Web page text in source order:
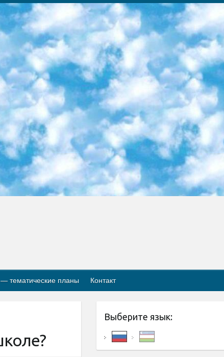
практично Итоговый контроль Для 11 класса Написание родного языка и литературы (эссе) Математическое письмо Узбекский язык (обучение на узбекском языке) не посещающее общее среднее образование для учреждений)/Образовательное учреждение выбор письменный и устный Иностранный язык письменный/устный Письменная/устная история Узбекистана *По выбору студента:  Химия  Физика  Основы государственного права  География 10 бесплатных образовательных ресурсов - Мы составили подборку онлайн-проектов с интерактивными упражнениями, видеолекциями и статьями. Они помогут вам обрести новые и освежить старые знания бесплатно. 1. «ИНТУИТ» Старейшая образовательная площадка Рунета. Здесь вы найдёте сотни текстовых и видеокурсов на десятки различных тем — от программирования до психологии. Многие курсы подготовлены российскими университетами и крупными международными компаниями вроде Intel и Microsoft. Самостоятельное обучение бесплатное, но желающие могут оплатить услуги персональных наставников. 2. «Смартия» знакомит с актуальными профессиями и подсказывает, как им обучаться. Выбрав заинтересовавшую вас специальность — SMM-специалист, фотограф, веб-дизайнер или другую, — увидите список необходимых для неё умений. Чтобы вы могли освоить их самостоятельно, для каждого умения площадка отображает подборку ссылок на учебные материалы. Хотя «Смартия» ориентируется на русскоязычную аудиторию, часть контента всё же доступна только на английском. 3. «Лекторий Физтеха» Проект Московского физико-технического института (Физтеха). С его помощью вы можете смотреть онлайн серии лекций, записанные на видео в этом вузе. В числе доступных предметов — физика, биология, химия, информационные технологии и другие. К некоторым лекциям администрация ресурса прилагает готовые конспекты, которые можно скачивать в PDF-формате. 4. ITMOcourses Онлайн-площадка Санкт-Петербургского национального исследовательского университета информационных технологий, механики и оптики (ИТМО). Ресурс предоставляет свободный доступ к курсам, разработанным в этом вузе. Каталог материалов разбит на четыре категории: «Оптические системы и технологии», «Приборостроение и робототехника», «Информационные технологии» и «Биотехнологии». Курсы состоят из видеолекций, интерактивных демонстраций и заданий. 5. «КиберЛенинка» Электронная научная библиотека открытого доступа. Каталог площадки регулярно обрастает текстами статей из различных научных изданий. Сгруппированные по журналам и рубрикам публикации можно читать онлайн или скачивать целиком в PDF-формате. Проект нацелен на популяризацию науки за счёт открытого доступа к качественной информации. 6. «ПостНаука» На этом ресурсе публикуют подборки видеолекций, составленные экспертами из разных отраслей и объединённые общими темами. Среди них, к примеру, есть серии «Биоинформатика и геномика», «Культура средневековой Скандинавии» и Cinema Studies о теории кино. Каждая подборка лекций — логически связанная история, рассказанная экспертом от первого лица. Кроме того, на сайте появляются научно-образовательные статьи и тесты на разные темы. 7. «Newочём» Команда проекта «Newочём» отбирает самые интересные тексты из англоязычных СМИ и переводит те из них, за которые голосуют участники сообщества «ВКонтакте». По большей части это научно-популярные статьи. Редакторы придумывают лишь заголовки, в остальном содержание переводов соответствует оригиналам. Полные тексты можно читать прямо в социальной сети. 8. InternetUrok Онлайн-база материалов по основным дисциплинам школьной программы. Информация на сайте структурирована по классам, предметам и темам (урокам). Каждый урок состоит из видеолекций и конспектов. Есть также интерактивные тренажёры и тесты для закрепления пройденного материала. Даже если вы давно окончили школу, возможность повторить программу старших классов всегда может пригодиться. 9. Edutainme Ещё один ресурс об образовании. В отличие от Newtonew, как мне кажется, Edutainme больше ориентируется на представителей индустрии: педагогов, предпринимателей, разработчиков образовательных проектов. Но и любой, кто просто стремится к саморазвитию, найдёт на сайте много полезного и интересного для себя. Например, информацию о новых курсах и образовательных сервисах. 10. Newtonew Онлайн-медиа об образовании и обучении в широком смысле. Авторы Newtonew пишут об инструментах, заведениях, тактиках и стратегиях, которые помогают учить других и получать новые знания самостоятельно. На этой площадке вы найдёте новости, обзоры, аналитические мат
тематические планы Контакт
Выберите язык: